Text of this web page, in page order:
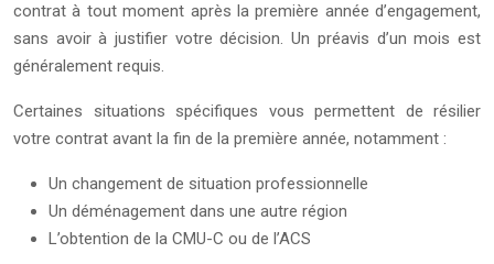
contrat à tout moment après la première année d’engagement,
sans avoir à justifier votre décision. Un préavis d’un mois est
généralement requis.
Certaines situations spécifiques vous permettent de résilier
votre contrat avant la fin de la première année, notamment :
Un changement de situation professionnelle
Un déménagement dans une autre région
L’obtention de la CMU-C ou de l’ACS